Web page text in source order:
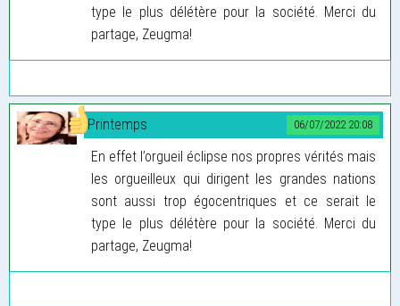
type le plus délétère pour la société. Merci du
partage, Zeugma!
06/07/2022 20:08
Printemps
En effet l’orgueil éclipse nos propres vérités mais
les orgueilleux qui dirigent les grandes nations
sont aussi trop égocentriques et ce serait le
type le plus délétère pour la société. Merci du
partage, Zeugma!